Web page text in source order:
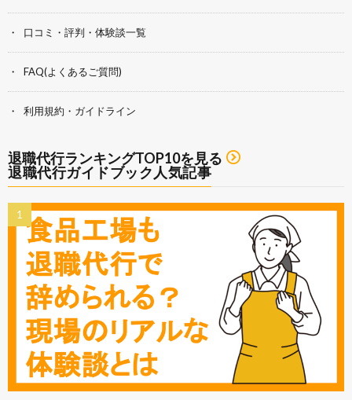
口コミ・評判・体験談一覧
FAQ(よくあるご質問)
利用規約・ガイドライン
退職代行ランキングTOP10を見る
退職代行ガイドブック人気記事